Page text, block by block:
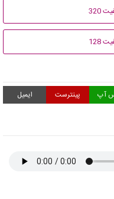
320
128
آپ پینترست ایمیل